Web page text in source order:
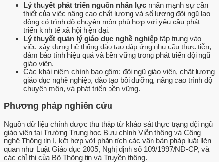
Lý thuyết phát triển nguồn nhân lực nhấn mạnh sự cần
thiết của việc nâng cao chất lượng và số lượng đội ngũ lao
động có trình độ chuyên môn phù hợp với yêu cầu phát
triển kinh tế xã hội hiện đại.
Lý thuyết quản lý giáo dục nghề nghiệp tập trung vào
việc xây dựng hệ thống đào tạo đáp ứng nhu cầu thực tiễn,
đảm bảo tính hiệu quả và bền vững trong phát triển đội ngũ
giáo viên.
Các khái niệm chính bao gồm: đội ngũ giáo viên, chất lượng
giáo dục nghề nghiệp, đào tạo bồi dưỡng, nâng cao trình độ
chuyên môn, và phát triển bền vững.
Phương pháp nghiên cứu
Nguồn dữ liệu chính được thu thập từ khảo sát thực trạng đội ngũ
giáo viên tại Trường Trung học Bưu chính Viễn thông và Công
nghệ Thông tin I, kết hợp với phân tích các văn bản pháp luật liên
quan như Luật Giáo dục 2005, Nghị định số 109/1997/NĐ-CP, và
các chỉ thị của Bộ Thông tin và Truyền thông.